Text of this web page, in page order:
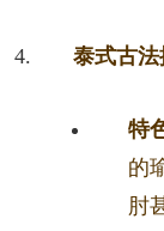
泰式古法
特
的
肘